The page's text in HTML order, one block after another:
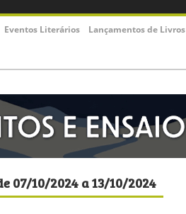
Eventos Literários Lançamentos de Livros
07/10/2024 a 13/10/2024